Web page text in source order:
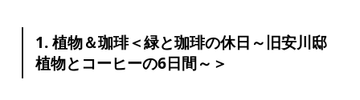
1. 植物＆珈琲＜緑と珈琲の休日～旧安川邸
植物とコーヒーの6日間～＞